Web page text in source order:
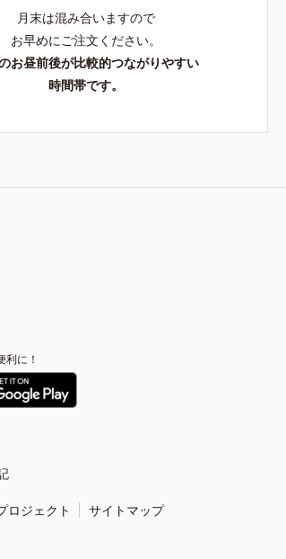
月末は混み合いますので
お早めにご注文ください。
お昼前後が比較的つながりやすい
時間帯です。
に！
ロジェクト サイトマップ